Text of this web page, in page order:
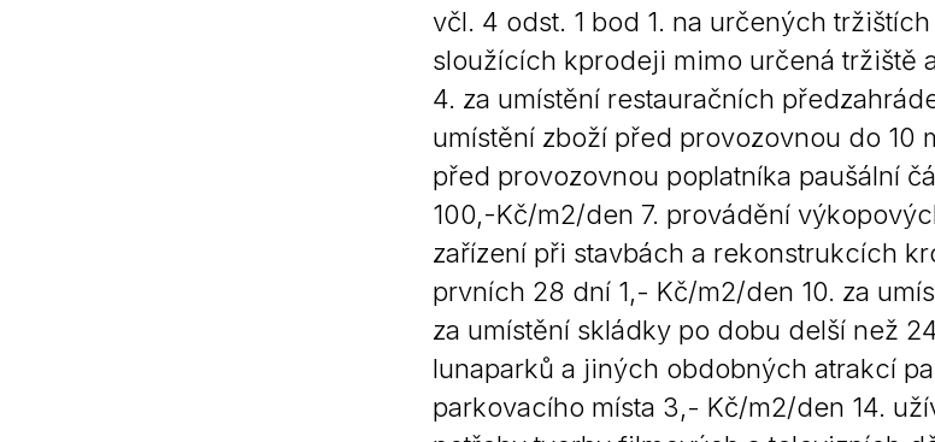
včl. 4 odst. 1 bod 1. na určených
sloužících kprodeji mimo určená tržiště
4. za umístění restauračních
umístění zboží před provozovnou do 10
před provozovnou poplatníka paušální
100,-Kč/m2/den 7. provádění
zařízení při stavbách a rekonstrukcích
prvních 28 dní 1,- Kč/m2/den 10. za
za umístění skládky po dobu delší než
lunaparků a jiných obdobných atrakcí
parkovacího místa 3,- Kč/m2/den 14.